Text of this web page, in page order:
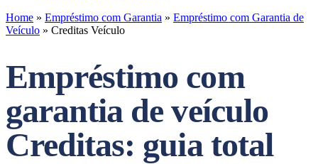
Home » Empréstimo com Garantia » Empréstimo com Garantia de
Veículo » Creditas Veículo
Empréstimo com
garantia de veículo
Creditas: guia total